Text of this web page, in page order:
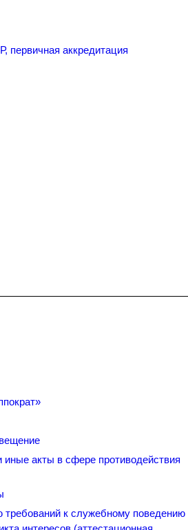
первичная аккредитация
акты в сфере противодействия
к служебному поведению